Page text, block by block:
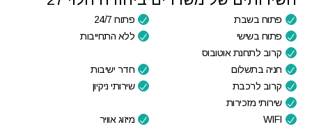
פתוח בשבת
פתוח 24/7
פתוח בשישי
ללא התחייבות
קרוב לתחנת אוטובוס
חניה בתשלום
חדר ישיבות
קרוב לרכבת
שירותי ניקיון
שירותי מזכירות
WIFI
מיזוג אוויר